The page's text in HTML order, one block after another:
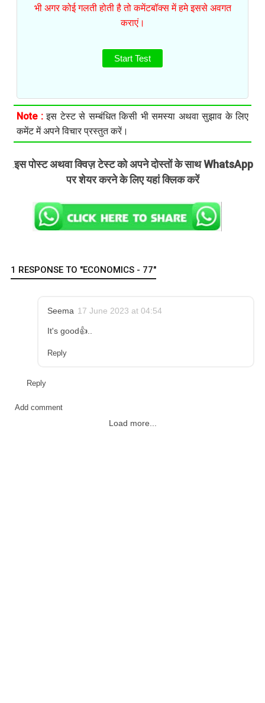
भी अगर कोई गलती होती है तो कमेंटबॉक्स में हमे इससे अवगत
कराएं।
Start Test
Note :इस टेस्ट से सम्बंधित किसी भी समस्या अथवा सुझाव के लिए
कमेंट में अपने विचार प्रस्तुत करें।
.इस पोस्ट अथवा क्विज़ टेस्ट को अपने दोस्तों के साथ WhatsApp
पर शेयर करने के लिए यहां क्लिक करें
1 RESPONSE TO "ECONOMICS - 77"
Seema 17 June 2023 at 04:54
It's good👍..
Reply
Reply
Add comment
Load more...